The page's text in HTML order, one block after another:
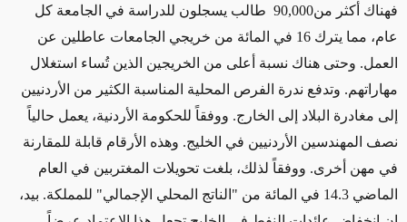
فهناك أكثر من90,000 طالب يسجلون للدراسة في الجامعة كل
عام، مما يترك 16 في المائة من خريجي الجامعات عاطلين عن
العمل. وحتى هناك نسبة أعلى من الخريجين الذين تُساء استغلال
مهاراتهم. وتدفع ندرة الفرص المحلية المناسبة الكثير من الأردنيين
إلى مغادرة البلاد إلى الخارج. ووفقاً للحكومة الأردنية، يعمل حالياً
نصف المهندسين الأردنيين في الخليج. وهذه الأرقام قابلة للمقارنة
في مهن أخرى. ووفقاً لذلك، بلغت تحويلات المغتربين في العام
الماضي 14.3 في المائة من "الناتج المحلي الإجمالي" للمملكة. بيد،